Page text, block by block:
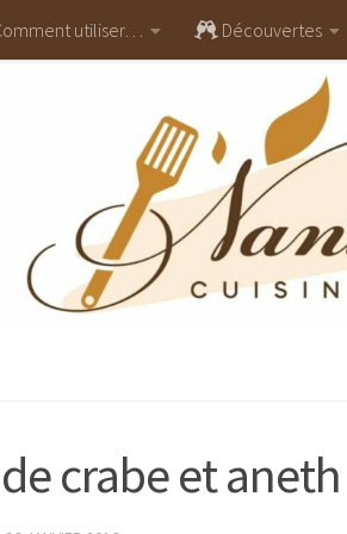
utiliser… Découvertes
crabe et aneth